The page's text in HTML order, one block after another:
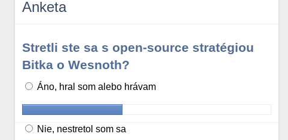
Anketa
Stretli ste sa s open-source stratégiou
Bitka o Wesnoth?
Áno, hral som alebo hrávam
Nie, nestretol som sa